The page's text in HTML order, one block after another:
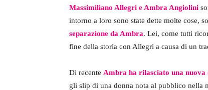
Massimiliano Allegri e Ambra Angiolini
intorno a loro sono state dette molte cose,
separazione da Ambra. Lei, come tutti
fine della storia con Allegri a causa di un
Di recente Ambra ha rilasciato una nuova
gli slip di una donna nota al pubblico nella